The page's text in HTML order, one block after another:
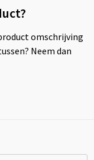
omschrijving
Neem dan